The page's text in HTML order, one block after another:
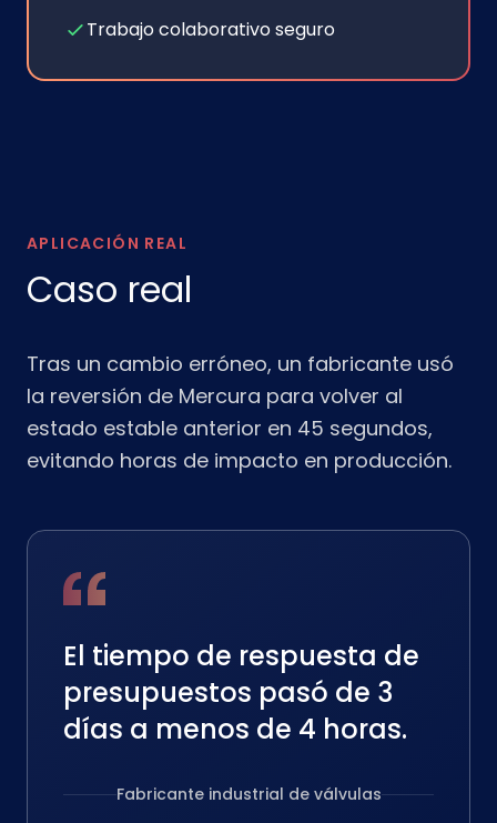
Trabajo colaborativo seguro
APLICACIÓN REAL
Caso real
Tras un cambio erróneo, un fabricante usó
la reversión de Mercura para volver al
estado estable anterior en 45 segundos,
evitando horas de impacto en producción.
El tiempo de respuesta de
presupuestos pasó de 3
días a menos de 4 horas.
Fabricante industrial de válvulas